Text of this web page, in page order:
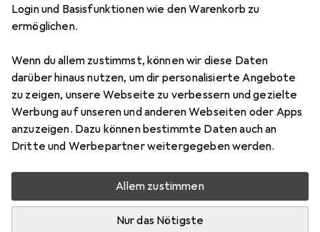
Login und Basisfunktionen wie den Warenkorb zu
ermöglichen.
Wenn du allem zustimmst, können wir diese Daten
darüber hinaus nutzen, um dir personalisierte Angebote
zu zeigen, unsere Webseite zu verbessern und gezielte
Werbung auf unseren und anderen Webseiten oder Apps
anzuzeigen. Dazu können bestimmte Daten auch an
Dritte und Werbepartner weitergegeben werden.
Allem zustimmen
Nur das Nötigste